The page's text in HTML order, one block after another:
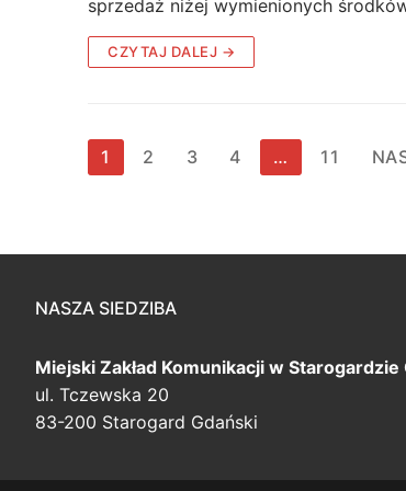
sprzedaż niżej wymienionych
CZYTAJ DALEJ →
Stronicowanie
1 2 3 4 … 11
NASZA SIEDZIBA
Miejski Zakład Komunikacji w Starogardzie
ul. Tczewska 20
83-200 Starogard Gdański